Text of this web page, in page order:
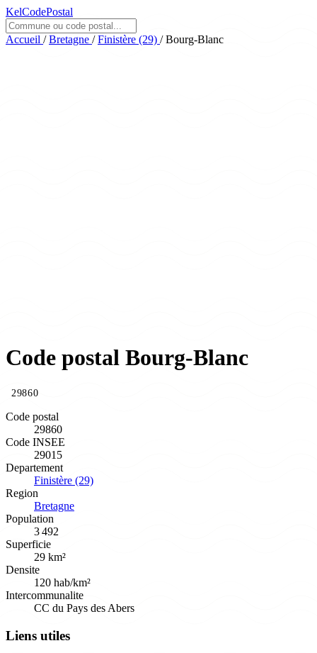
KelCodePostal
Accueil / Bretagne / Finistère (29) / Bourg-Blanc
Code postal Bourg-Blanc
29860
Code postal
29860
Code INSEE
29015
Departement
Finistère (29)
Region
Bretagne
Population
3 492
Superficie
29 km²
Densite
120 hab/km²
Intercommunalite
CC du Pays des Abers
Liens utiles